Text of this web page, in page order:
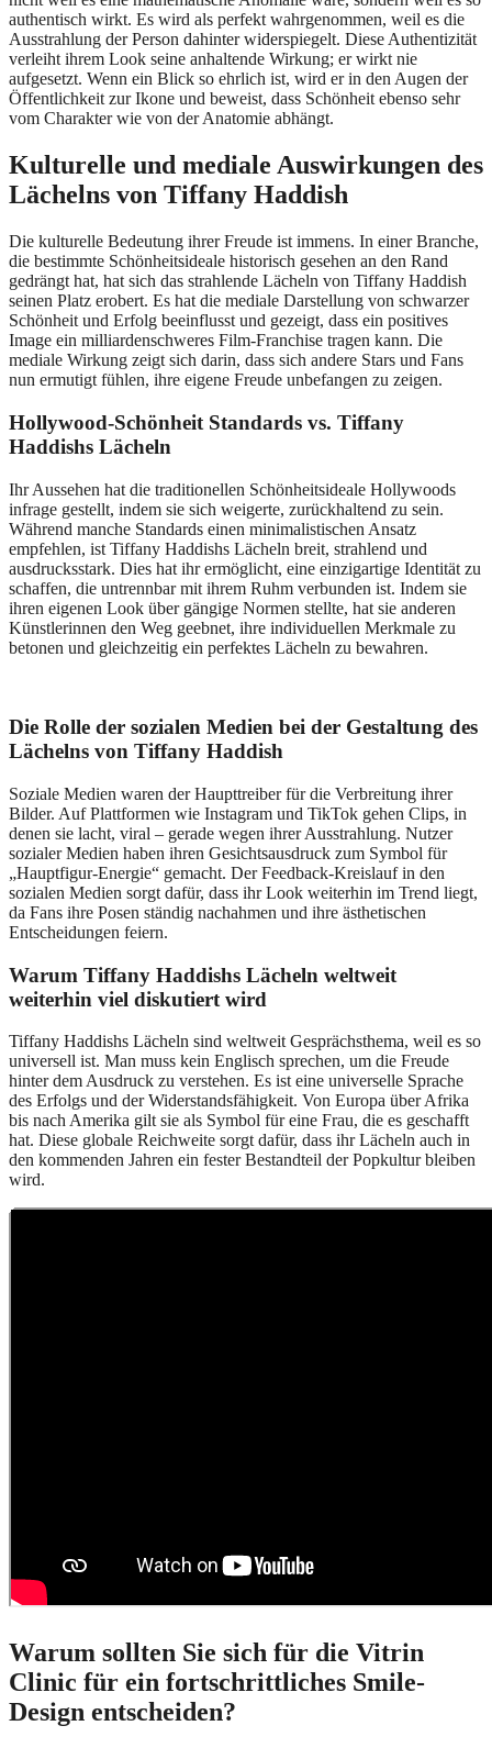
authentisch wirkt. Es wird als perfekt wahrgenommen, weil es die
Ausstrahlung der Person dahinter widerspiegelt. Diese Authentizität
verleiht ihrem Look seine anhaltende Wirkung; er wirkt nie
aufgesetzt. Wenn ein Blick so ehrlich ist, wird er in den Augen der
Öffentlichkeit zur Ikone und beweist, dass Schönheit ebenso sehr
vom Charakter wie von der Anatomie abhängt.
Kulturelle und mediale Auswirkungen des
Lächelns von Tiffany Haddish
Die kulturelle Bedeutung ihrer Freude ist immens. In einer Branche,
die bestimmte Schönheitsideale historisch gesehen an den Rand
gedrängt hat, hat sich das strahlende Lächeln von Tiffany Haddish
seinen Platz erobert. Es hat die mediale Darstellung von schwarzer
Schönheit und Erfolg beeinflusst und gezeigt, dass ein positives
Image ein milliardenschweres Film-Franchise tragen kann. Die
mediale Wirkung zeigt sich darin, dass sich andere Stars und Fans
nun ermutigt fühlen, ihre eigene Freude unbefangen zu zeigen.
Hollywood-Schönheit Standards vs. Tiffany
Haddishs Lächeln
Ihr Aussehen hat die traditionellen Schönheitsideale Hollywoods
infrage gestellt, indem sie sich weigerte, zurückhaltend zu sein.
Während manche Standards einen minimalistischen Ansatz
empfehlen, ist Tiffany Haddishs Lächeln breit, strahlend und
ausdrucksstark. Dies hat ihr ermöglicht, eine einzigartige Identität zu
schaffen, die untrennbar mit ihrem Ruhm verbunden ist. Indem sie
ihren eigenen Look über gängige Normen stellte, hat sie anderen
Künstlerinnen den Weg geebnet, ihre individuellen Merkmale zu
betonen und gleichzeitig ein perfektes Lächeln zu bewahren.
Die Rolle der sozialen Medien bei der Gestaltung des
Lächelns von Tiffany Haddish
Soziale Medien waren der Haupttreiber für die Verbreitung ihrer
Bilder. Auf Plattformen wie Instagram und TikTok gehen Clips, in
denen sie lacht, viral – gerade wegen ihrer Ausstrahlung. Nutzer
sozialer Medien haben ihren Gesichtsausdruck zum Symbol für
„Hauptfigur-Energie“ gemacht. Der Feedback-Kreislauf in den
sozialen Medien sorgt dafür, dass ihr Look weiterhin im Trend liegt,
da Fans ihre Posen ständig nachahmen und ihre ästhetischen
Entscheidungen feiern.
Warum Tiffany Haddishs Lächeln weltweit
weiterhin viel diskutiert wird
Tiffany Haddishs Lächeln sind weltweit Gesprächsthema, weil es so
universell ist. Man muss kein Englisch sprechen, um die Freude
hinter dem Ausdruck zu verstehen. Es ist eine universelle Sprache
des Erfolgs und der Widerstandsfähigkeit. Von Europa über Afrika
bis nach Amerika gilt sie als Symbol für eine Frau, die es geschafft
hat. Diese globale Reichweite sorgt dafür, dass ihr Lächeln auch in
den kommenden Jahren ein fester Bestandteil der Popkultur bleiben
wird.
Warum sollten Sie sich für die Vitrin
Clinic für ein fortschrittliches Smile-
Design entscheiden?